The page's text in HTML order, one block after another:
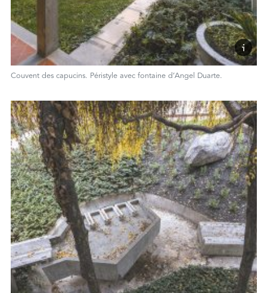
Couvent des capucins. Péristyle avec fontaine d’Angel Duarte.